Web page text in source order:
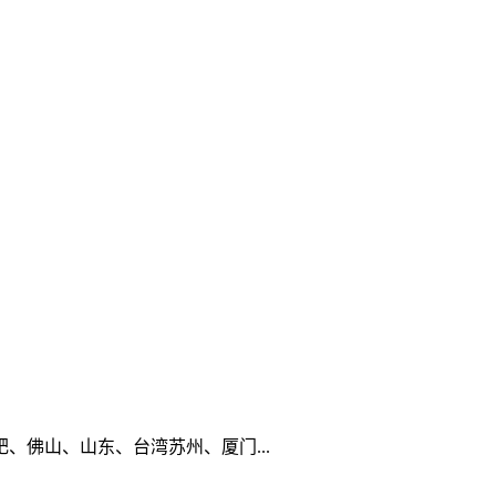
佛山、山东、台湾苏州、厦门...